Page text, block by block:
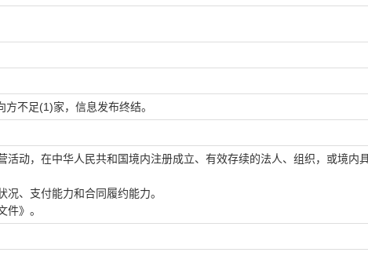
不足(1)家，信息发布终结。
活动，在中华人民共和国境内注册成立、有效存续的法人、组织，或境内
、支付能力和合同履约能力。
》。